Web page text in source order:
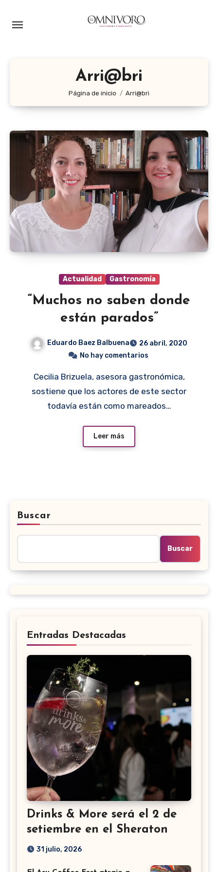
Arri@bri
Página de inicio Arri@bri
Actualidad Gastronomía
“Muchos no saben donde
están parados”
Eduardo Baez Balbuena
26 abril, 2020
No hay comentarios
Cecilia Brizuela, asesora gastronómica,
sostiene que los actores de este sector
todavía están como mareados…
Leer más
Buscar
Buscar
Entradas Destacadas
Drinks & More será el 2 de
setiembre en el Sheraton
31 julio, 2026